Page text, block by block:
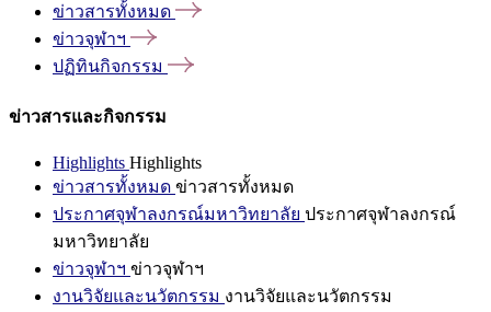
ข่าวสารทั้งหมด
ข่าวจุฬาฯ
ปฏิทินกิจกรรม
ข่าวสารและกิจกรรม
Highlights Highlights
ข่าวสารทั้งหมด ข่าวสารทั้งหมด
ประกาศจุฬาลงกรณ์มหาวิทยาลัย ประกาศจุฬาลงกรณ์
มหาวิทยาลัย
ข่าวจุฬาฯ ข่าวจุฬาฯ
งานวิจัยและนวัตกรรม งานวิจัยและนวัตกรรม